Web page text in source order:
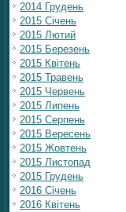
2014 Грудень
2015 Січень
2015 Лютий
2015 Березень
2015 Квітень
2015 Травень
2015 Червень
2015 Липень
2015 Серпень
2015 Вересень
2015 Жовтень
2015 Листопад
2015 Грудень
2016 Січень
2016 Квітень